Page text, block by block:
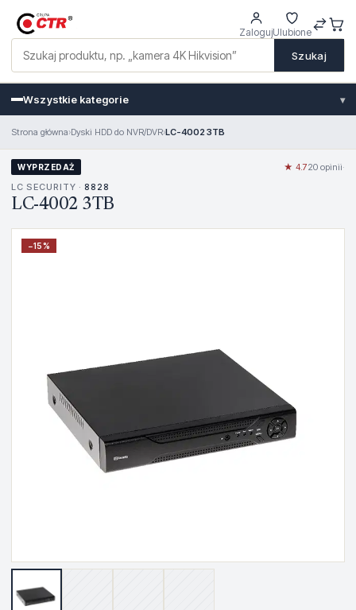
Szukaj
ZalogujUlubione
Wszystkie kategorie ▾
Strona główna›Dyski HDD do NVR/DVR›LC-4002 3TB
WYPRZEDAŻ
LC SECURITY · 8828
LC-4002 3TB
★ 4.720 opinii·
−15%